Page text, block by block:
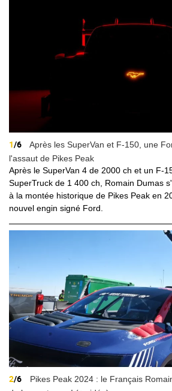
1/6
Après les SuperVan et F-150, une
l'assaut de Pikes Peak
Après le SuperVan 4 de 2000 ch et un F-
SuperTruck de 1 400 ch, Romain Dumas
à la montée historique de Pikes Peak en
nouvel engin signé Ford.
2/6
Pikes Peak 2024 : le Français